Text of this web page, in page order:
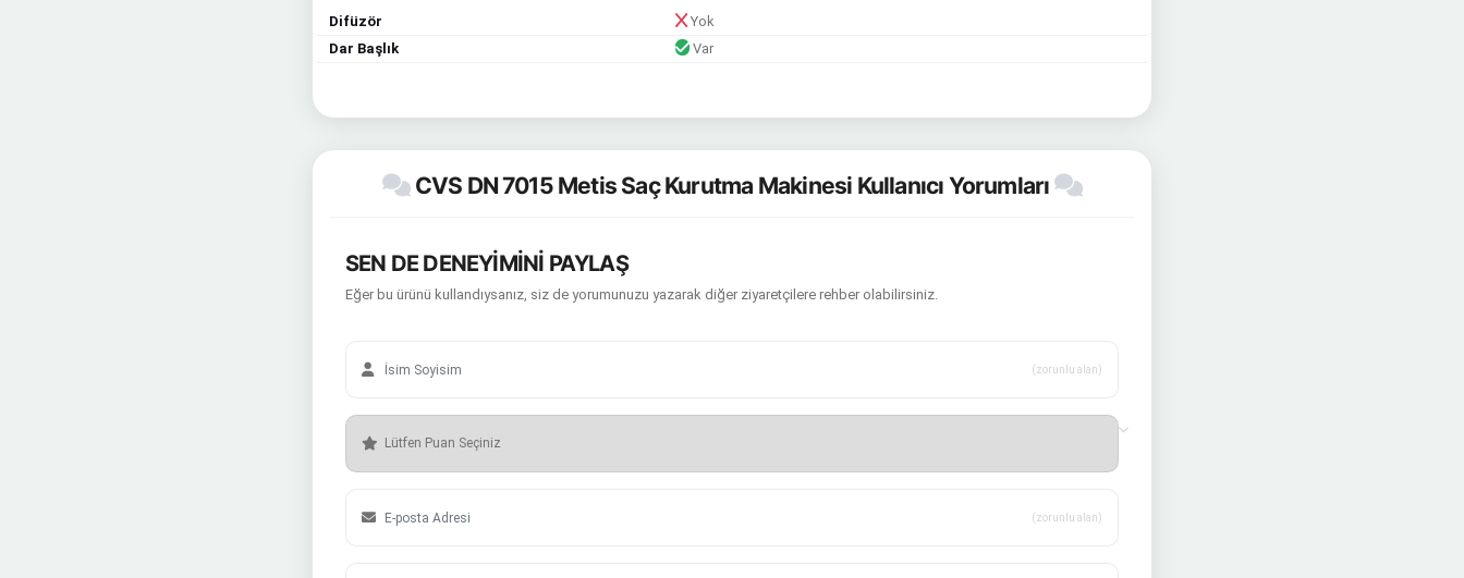
Difüzör
Yok
Dar Başlık
Var
CVS DN 7015 Metis Saç Kurutma Makinesi Kullanıcı Yorumları
SEN DE DENEYİMİNİ PAYLAŞ
Eğer bu ürünü kullandıysanız, siz de yorumunuzu yazarak diğer ziyaretçilere rehber olabilirsiniz.
(zorunlu alan)
(zorunlu alan)